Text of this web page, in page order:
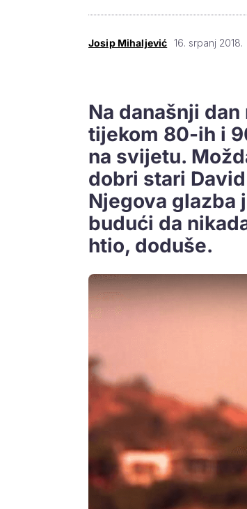
Josip Mihaljević 16. srpanj 2018.
Na današnji
tijekom 80-ih i
na svijetu.
dobri stari
Njegova glazba
budući da
htio, doduše.